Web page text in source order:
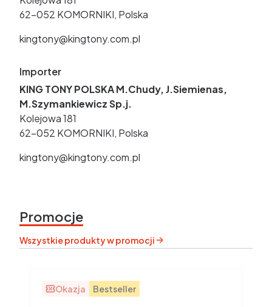
62-052 KOMORNIKI, Polska
kingtony@kingtony.com.pl
Importer
KING TONY POLSKA M.Chudy, J.Siemienas,
M.Szymankiewicz Sp.j.
Kolejowa 181
62-052 KOMORNIKI, Polska
kingtony@kingtony.com.pl
Promocje
Wszystkie produkty w promocji
Okazja Bestseller